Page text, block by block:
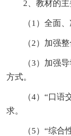
2、教材的主
（1）全面、
（2）加强整
（3）加强导
方式。
（4）“口语交
求。
（5）“综合性